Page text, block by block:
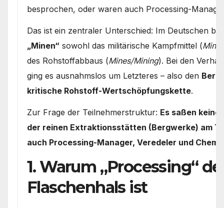
besprochen, oder waren auch Processing-
Das ist ein zentraler Unterschied: Im Deutschen
„Minen“ sowohl das militärische Kampfmittel (Mines
des Rohstoffabbaus (Mines/Mining). Bei den
ging es ausnahmslos um Letzteres – also den
kritische Rohstoff-Wertschöpfungskette.
Zur Frage der Teilnehmerstruktur: Es saßen
der reinen Extraktionsstätten (Bergwerke) am
auch Processing-Manager, Veredeler und
1. Warum „Processing“
Flaschenhals ist